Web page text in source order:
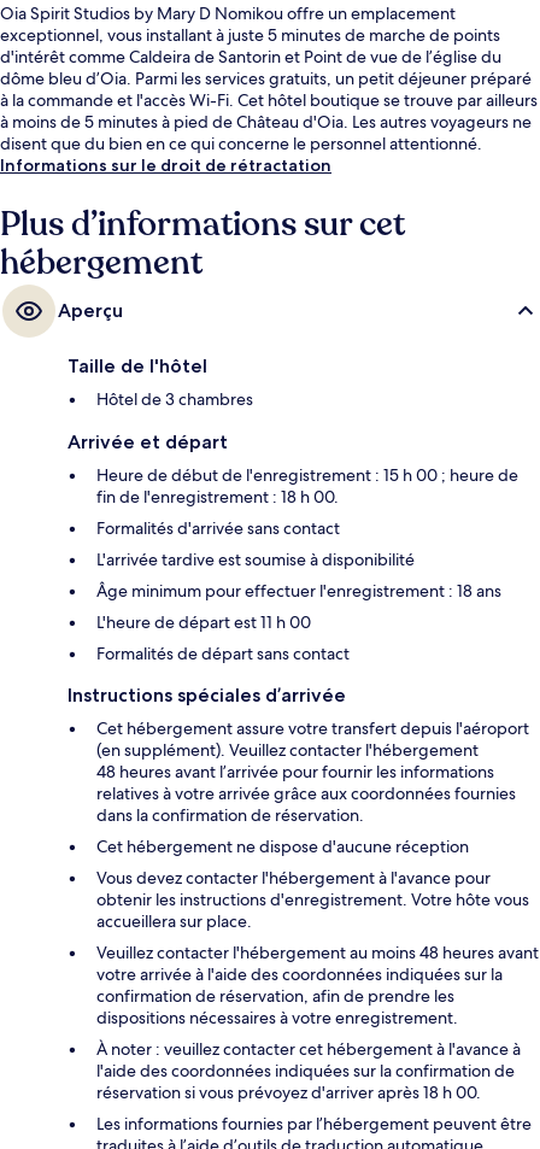
Oia Spirit Studios by Mary D Nomikou offre un emplacement
exceptionnel, vous installant à juste 5 minutes de marche de points
d'intérêt comme Caldeira de Santorin et Point de vue de l’église du
dôme bleu d’Oia. Parmi les services gratuits, un petit déjeuner préparé
à la commande et l'accès Wi-Fi. Cet hôtel boutique se trouve par ailleurs
à moins de 5 minutes à pied de Château d'Oia. Les autres voyageurs ne
disent que du bien en ce qui concerne le personnel attentionné.
Informations sur le droit de rétractation
Plus d’informations sur cet
hébergement
Aperçu
Taille de l'hôtel
Hôtel de 3 chambres
Arrivée et départ
Heure de début de l'enregistrement : 15 h 00 ; heure de
fin de l'enregistrement : 18 h 00.
Formalités d'arrivée sans contact
L'arrivée tardive est soumise à disponibilité
Âge minimum pour effectuer l'enregistrement : 18 ans
L'heure de départ est 11 h 00
Formalités de départ sans contact
Instructions spéciales d’arrivée
Cet hébergement assure votre transfert depuis l'aéroport
(en supplément). Veuillez contacter l'hébergement
48 heures avant l’arrivée pour fournir les informations
relatives à votre arrivée grâce aux coordonnées fournies
dans la confirmation de réservation.
Cet hébergement ne dispose d'aucune réception
Vous devez contacter l'hébergement à l'avance pour
obtenir les instructions d'enregistrement. Votre hôte vous
accueillera sur place.
Veuillez contacter l'hébergement au moins 48 heures avant
votre arrivée à l'aide des coordonnées indiquées sur la
confirmation de réservation, afin de prendre les
dispositions nécessaires à votre enregistrement.
À noter : veuillez contacter cet hébergement à l'avance à
l'aide des coordonnées indiquées sur la confirmation de
réservation si vous prévoyez d'arriver après 18 h 00.
Les informations fournies par l’hébergement peuvent être